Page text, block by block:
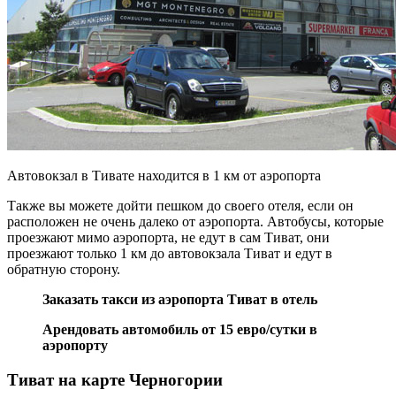
Автовокзал в Тивате находится в 1 км от аэропорта
Также вы можете дойти пешком до своего отеля, если он
расположен не очень далеко от аэропорта. Автобусы, которые
проезжают мимо аэропорта, не едут в сам Тиват, они
проезжают только 1 км до автовокзала Тиват и едут в
обратную сторону.
Заказать такси из аэропорта Тиват в отель
Арендовать автомобиль от 15 евро/сутки в
аэропорту
Тиват на карте Черногории